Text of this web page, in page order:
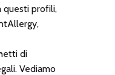
profili,
,
di
Vediamo